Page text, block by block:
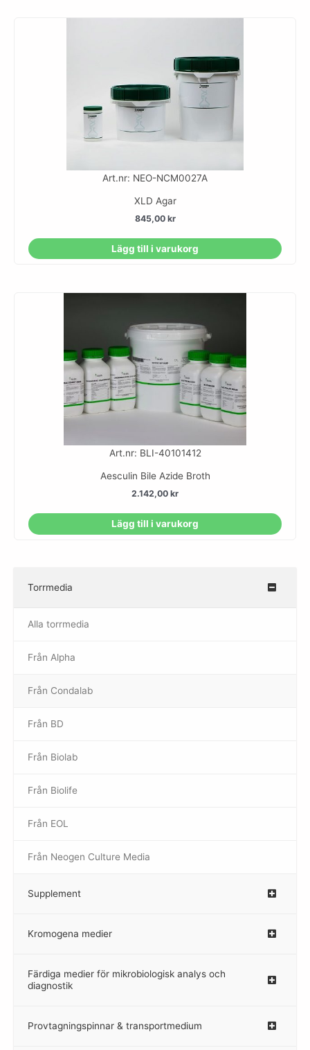
Art.nr: NEO-NCM0027A
XLD Agar
845,00 kr
Lägg till i varukorg
Art.nr: BLI-40101412
Aesculin Bile Azide Broth
2.142,00 kr
Lägg till i varukorg
Torrmedia
–
Alla torrmedia
Från Alpha
–
Från Condalab
Från BD
Från Biolab
–
Från Biolife
–
Från EOL
–
Från Neogen Culture Media
–
Supplement
–
Kromogena medier
–
Färdiga medier för mikrobiologisk analys och
diagnostik
Provtagningspinnar & transportmedium
–